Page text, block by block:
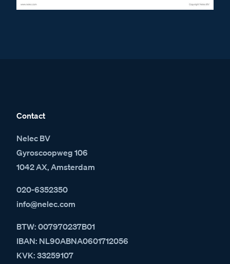
Contact
Nelec BV
Gyroscoopweg 106
1042 AX, Amsterdam
020-6352350
info@nelec.com
BTW: 007970237B01
IBAN: NL90ABNA0601712056
KVK: 33259107